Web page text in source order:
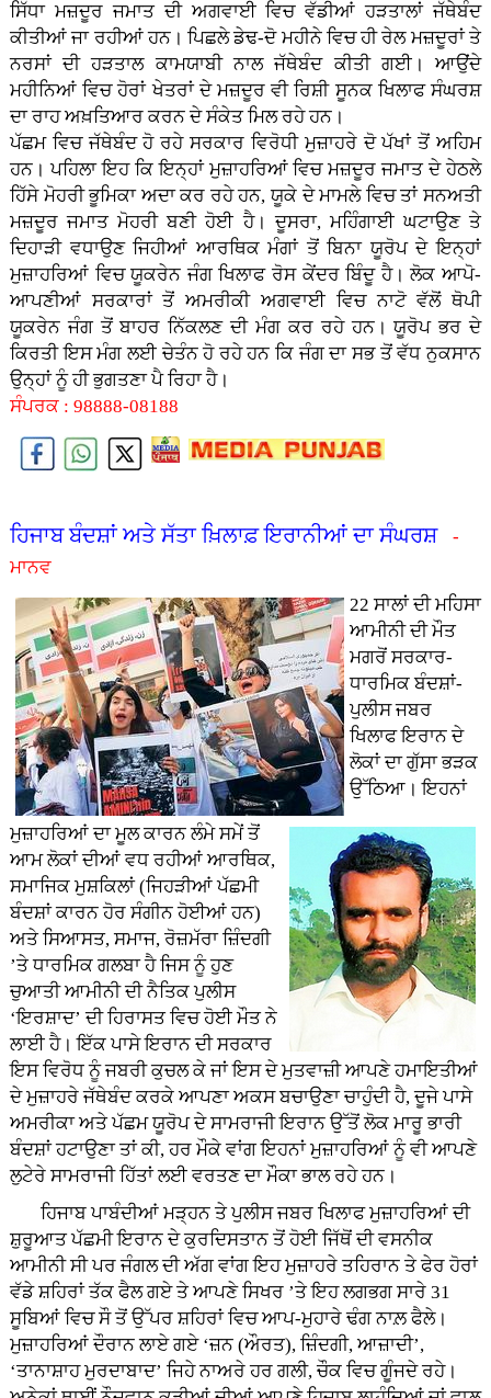
ਸਿੱਧਾ ਮਜ਼ਦੂਰ ਜਮਾਤ ਦੀ ਅਗਵਾਈ ਵਿਚ ਵੱਡੀਆਂ ਹੜਤਾਲਾਂ ਜੱਥੇਬੰਦ
ਕੀਤੀਆਂ ਜਾ ਰਹੀਆਂ ਹਨ। ਪਿਛਲੇ ਡੇਢ-ਦੋ ਮਹੀਨੇ ਵਿਚ ਹੀ ਰੇਲ ਮਜ਼ਦੂਰਾਂ ਤੇ
ਨਰਸਾਂ ਦੀ ਹੜਤਾਲ ਕਾਮਯਾਬੀ ਨਾਲ ਜੱਥੇਬੰਦ ਕੀਤੀ ਗਈ। ਆਉਂਦੇ
ਮਹੀਨਿਆਂ ਵਿਚ ਹੋਰਾਂ ਖੇਤਰਾਂ ਦੇ ਮਜ਼ਦੂਰ ਵੀ ਰਿਸ਼ੀ ਸੂਨਕ ਖਿਲਾਫ ਸੰਘਰਸ਼
ਦਾ ਰਾਹ ਅਖ਼ਤਿਆਰ ਕਰਨ ਦੇ ਸੰਕੇਤ ਮਿਲ ਰਹੇ ਹਨ।
ਪੱਛਮ ਵਿਚ ਜੱਥੇਬੰਦ ਹੋ ਰਹੇ ਸਰਕਾਰ ਵਿਰੋਧੀ ਮੁਜ਼ਾਹਰੇ ਦੋ ਪੱਖਾਂ ਤੋਂ ਅਹਿਮ
ਹਨ। ਪਹਿਲਾ ਇਹ ਕਿ ਇਨ੍ਹਾਂ ਮੁਜ਼ਾਹਰਿਆਂ ਵਿਚ ਮਜ਼ਦੂਰ ਜਮਾਤ ਦੇ ਹੇਠਲੇ
ਹਿੱਸੇ ਮੋਹਰੀ ਭੂਮਿਕਾ ਅਦਾ ਕਰ ਰਹੇ ਹਨ, ਯੂਕੇ ਦੇ ਮਾਮਲੇ ਵਿਚ ਤਾਂ ਸਨਅਤੀ
ਮਜ਼ਦੂਰ ਜਮਾਤ ਮੋਹਰੀ ਬਣੀ ਹੋਈ ਹੈ। ਦੂਸਰਾ, ਮਹਿੰਗਾਈ ਘਟਾਉਣ ਤੇ
ਦਿਹਾੜੀ ਵਧਾਉਣ ਜਿਹੀਆਂ ਆਰਥਿਕ ਮੰਗਾਂ ਤੋਂ ਬਿਨਾ ਯੂਰੋਪ ਦੇ ਇਨ੍ਹਾਂ
ਮੁਜ਼ਾਹਰਿਆਂ ਵਿਚ ਯੂਕਰੇਨ ਜੰਗ ਖਿਲਾਫ ਰੋਸ ਕੇਂਦਰ ਬਿੰਦੂ ਹੈ। ਲੋਕ ਆਪੋ-
ਆਪਣੀਆਂ ਸਰਕਾਰਾਂ ਤੋਂ ਅਮਰੀਕੀ ਅਗਵਾਈ ਵਿਚ ਨਾਟੋ ਵੱਲੋਂ ਥੋਪੀ
ਯੂਕਰੇਨ ਜੰਗ ਤੋਂ ਬਾਹਰ ਨਿੱਕਲਣ ਦੀ ਮੰਗ ਕਰ ਰਹੇ ਹਨ। ਯੂਰੋਪ ਭਰ ਦੇ
ਕਿਰਤੀ ਇਸ ਮੰਗ ਲਈ ਚੇਤੰਨ ਹੋ ਰਹੇ ਹਨ ਕਿ ਜੰਗ ਦਾ ਸਭ ਤੋਂ ਵੱਧ ਨੁਕਸਾਨ
ਉਨ੍ਹਾਂ ਨੂੰ ਹੀ ਭੁਗਤਣਾ ਪੈ ਰਿਹਾ ਹੈ।
ਸੰਪਰਕ : 98888-08188
ਹਿਜਾਬ ਬੰਦਸ਼ਾਂ ਅਤੇ ਸੱਤਾ ਖ਼ਿਲਾਫ਼ ਇਰਾਨੀਆਂ ਦਾ ਸੰਘਰਸ਼
-
ਮਾਨਵ
22 ਸਾਲਾਂ ਦੀ ਮਹਿਸਾ
ਆਮੀਨੀ ਦੀ ਮੌਤ
ਮਗਰੋਂ ਸਰਕਾਰ-
ਧਾਰਮਿਕ ਬੰਦਸ਼ਾਂ-
ਪੁਲੀਸ ਜਬਰ
ਖਿਲਾਫ ਇਰਾਨ ਦੇ
ਲੋਕਾਂ ਦਾ ਗੁੱਸਾ ਭੜਕ
ਉੱਠਿਆ। ਇਹਨਾਂ
ਮੁਜ਼ਾਹਰਿਆਂ ਦਾ ਮੂਲ ਕਾਰਨ ਲੰਮੇ ਸਮੇਂ ਤੋਂ
ਆਮ ਲੋਕਾਂ ਦੀਆਂ ਵਧ ਰਹੀਆਂ ਆਰਥਿਕ,
ਸਮਾਜਿਕ ਮੁਸ਼ਕਿਲਾਂ (ਜਿਹੜੀਆਂ ਪੱਛਮੀ
ਬੰਦਸ਼ਾਂ ਕਾਰਨ ਹੋਰ ਸੰਗੀਨ ਹੋਈਆਂ ਹਨ)
ਅਤੇ ਸਿਆਸਤ, ਸਮਾਜ, ਰੋਜ਼ਮੱਰਾ ਜ਼ਿੰਦਗੀ
’ਤੇ ਧਾਰਮਿਕ ਗਲਬਾ ਹੈ ਜਿਸ ਨੂੰ ਹੁਣ
ਚੁਆਤੀ ਆਮੀਨੀ ਦੀ ਨੈਤਿਕ ਪੁਲੀਸ
‘ਇਰਸ਼ਾਦ’ ਦੀ ਹਿਰਾਸਤ ਵਿਚ ਹੋਈ ਮੌਤ ਨੇ
ਲਾਈ ਹੈ। ਇੱਕ ਪਾਸੇ ਇਰਾਨ ਦੀ ਸਰਕਾਰ
ਇਸ ਵਿਰੋਧ ਨੂੰ ਜਬਰੀ ਕੁਚਲ ਕੇ ਜਾਂ ਇਸ ਦੇ ਮੁਤਵਾਜ਼ੀ ਆਪਣੇ ਹਮਾਇਤੀਆਂ
ਦੇ ਮੁਜ਼ਾਹਰੇ ਜੱਥੇਬੰਦ ਕਰਕੇ ਆਪਣਾ ਅਕਸ ਬਚਾਉਣਾ ਚਾਹੁੰਦੀ ਹੈ, ਦੂਜੇ ਪਾਸੇ
ਅਮਰੀਕਾ ਅਤੇ ਪੱਛਮ ਯੂਰੋਪ ਦੇ ਸਾਮਰਾਜੀ ਇਰਾਨ ਉੱਤੋਂ ਲੋਕ ਮਾਰੂ ਭਾਰੀ
ਬੰਦਸ਼ਾਂ ਹਟਾਉਣਾ ਤਾਂ ਕੀ, ਹਰ ਮੌਕੇ ਵਾਂਗ ਇਹਨਾਂ ਮੁਜ਼ਾਹਰਿਆਂ ਨੂੰ ਵੀ ਆਪਣੇ
ਲੁਟੇਰੇ ਸਾਮਰਾਜੀ ਹਿੱਤਾਂ ਲਈ ਵਰਤਣ ਦਾ ਮੌਕਾ ਭਾਲ ਰਹੇ ਹਨ।
ਹਿਜਾਬ ਪਾਬੰਦੀਆਂ ਮੜ੍ਹਨ ਤੇ ਪੁਲੀਸ ਜਬਰ ਖਿਲਾਫ ਮੁਜ਼ਾਹਰਿਆਂ ਦੀ
ਸ਼ੁਰੂਆਤ ਪੱਛਮੀ ਇਰਾਨ ਦੇ ਕੁਰਦਿਸਤਾਨ ਤੋਂ ਹੋਈ ਜਿੱਥੋਂ ਦੀ ਵਸਨੀਕ
ਆਮੀਨੀ ਸੀ ਪਰ ਜੰਗਲ ਦੀ ਅੱਗ ਵਾਂਗ ਇਹ ਮੁਜ਼ਾਹਰੇ ਤਹਿਰਾਨ ਤੇ ਫੇਰ ਹੋਰਾਂ
ਵੱਡੇ ਸ਼ਹਿਰਾਂ ਤੱਕ ਫੈਲ ਗਏ ਤੇ ਆਪਣੇ ਸਿਖਰ ’ਤੇ ਇਹ ਲਗਭਗ ਸਾਰੇ 31
ਸੂਬਿਆਂ ਵਿਚ ਸੌ ਤੋਂ ਉੱਪਰ ਸ਼ਹਿਰਾਂ ਵਿਚ ਆਪ-ਮੁਹਾਰੇ ਢੰਗ ਨਾਲ਼ ਫੈਲੇ।
ਮੁਜ਼ਾਹਰਿਆਂ ਦੌਰਾਨ ਲਾਏ ਗਏ ‘ਜ਼ਨ (ਔਰਤ), ਜ਼ਿੰਦਗੀ, ਆਜ਼ਾਦੀ’,
‘ਤਾਨਾਸ਼ਾਹ ਮੁਰਦਾਬਾਦ’ ਜਿਹੇ ਨਾਅਰੇ ਹਰ ਗਲੀ, ਚੌਕ ਵਿਚ ਗੂੰਜਦੇ ਰਹੇ।